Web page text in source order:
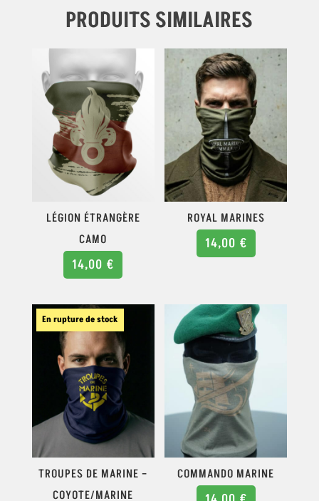
PRODUITS SIMILAIRES
LÉGION ÉTRANGÈRE
CAMO
14,00 €
ROYAL MARINES
14,00 €
En rupture de stock
TROUPES DE MARINE –
COYOTE/MARINE
COMMANDO MARINE